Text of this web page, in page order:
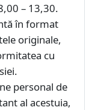
– 13,30.
în format
originale,
cu
personal de
al acestuia,